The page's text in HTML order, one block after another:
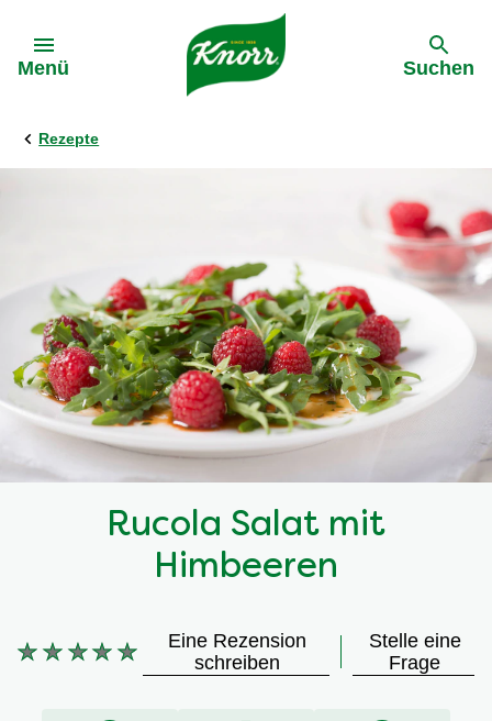
Menü Suchen
Rezepte
Rucola Salat mit
Himbeeren
Keine
Eine Rezension
schreiben
Stelle eine
Frage